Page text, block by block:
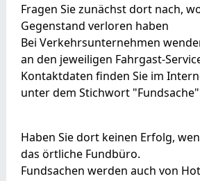
Fragen Sie zunächst dort nach,
Gegenstand verloren haben
Bei Verkehrsunternehmen
an den jeweiligen Fahrgast-
Kontaktdaten finden Sie im
unter dem Stichwort
Haben Sie dort keinen Erfolg,
das örtliche Fundbüro.
Fundsachen werden auch von